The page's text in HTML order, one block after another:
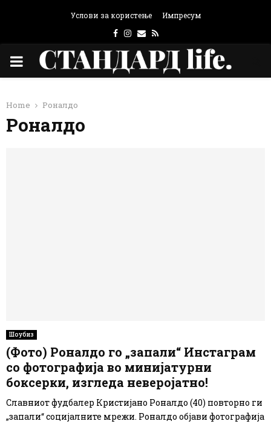
Услови за користење Импресум
Facebook
Instagram
Email
Rss
PRIMARY
Home Роналдо
Роналдо
Шоубиз
(Фото) Роналдо го „запали“ Инстаграм
со фотографија во минијатурни
боксерки, изгледа неверојатно!
Славниот фудбалер Кристијано Роналдо (40) повторно ги
„запали“ социјалните мрежи. Роналдо објави фотографија